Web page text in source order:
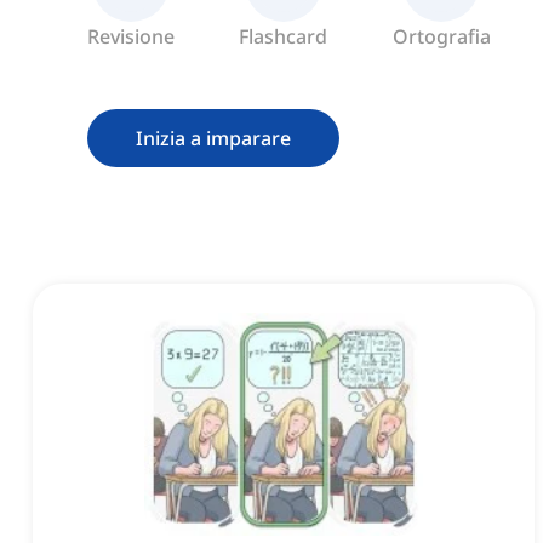
Revisione Flashcard Ortografia
Inizia a imparare